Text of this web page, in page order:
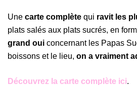
Une carte complète qui ravit les
plats salés aux plats sucrés, en
grand oui concernant les Papas
boissons et le lieu, on a vraiment
Découvrez la carte complète ici.